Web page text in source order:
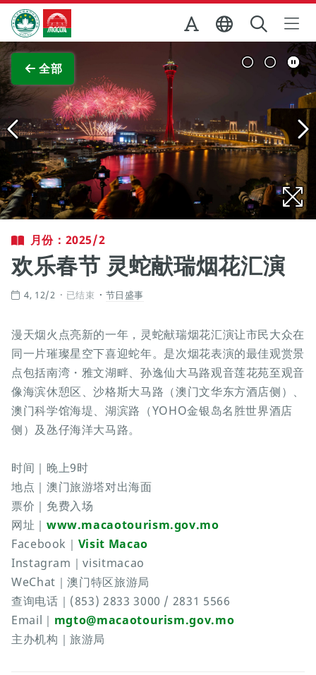
跳至主内容
澳门特别行政区政府旅游局
全部
月份：2025/2
欢乐春节 灵蛇献瑞烟花汇演
4, 12/2 已结束 节日盛事
漫天烟火点亮新的一年，灵蛇献瑞烟花汇演让市民大众在
同一片璀璨星空下喜迎蛇年。是次烟花表演的最佳观赏景
点包括南湾・雅文湖畔、孙逸仙大马路观音莲花苑至观音
像海滨休憩区、沙格斯大马路（澳门文华东方酒店侧）、
澳门科学馆海堤、湖滨路（YOHO金银岛名胜世界酒店
侧）及氹仔海洋大马路。
时间｜晚上9时
地点｜澳门旅游塔对出海面
票价｜免费入场
网址｜ www.macaotourism.gov.mo
Facebook｜ Visit Macao
Instagram｜visitmacao
WeChat｜澳门特区旅游局
查询电话｜(853) 2833 3000 / 2831 5566
Email｜ mgto@macaotourism.gov.mo
主办机构｜旅游局